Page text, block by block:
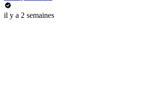
il y a 2 semaines